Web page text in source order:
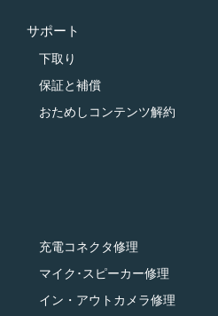
サポート
下取り
保証と補償
おためしコンテンツ解約
充電コネクタ修理
マイク･スピーカー修理
イン・アウトカメラ修理